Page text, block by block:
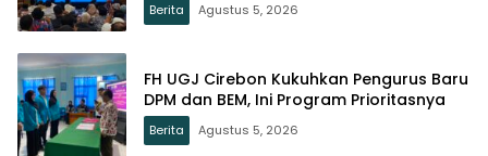
Berita Agustus 5, 2026
FH UGJ Cirebon Kukuhkan Pengurus Baru
DPM dan BEM, Ini Program Prioritasnya
Berita Agustus 5, 2026